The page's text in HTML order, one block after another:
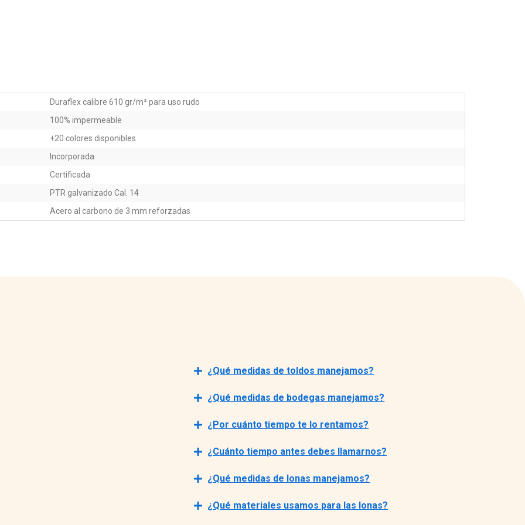
Duraflex calibre 610 gr/m² para uso rudo
100% impermeable
+20 colores disponibles
Incorporada
Certificada
PTR galvanizado Cal. 14
Acero al carbono de 3 mm reforzadas
¿Qué medidas de toldos manejamos?
¿Qué medidas de bodegas manejamos?
¿Por cuánto tiempo te lo rentamos?
¿Cuánto tiempo antes debes llamarnos?
¿Qué medidas de lonas manejamos?
¿Qué materiales usamos para las lonas?